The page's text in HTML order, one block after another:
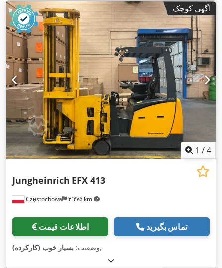
آگهی کوچک
1 /4
Częstochowa ۳٬۴۷۵ km
Jungheinrich EFX 413
اطلاعات قیمت تماس بگیرید
وضعیت: بسیار خوب (کارکرده) ,